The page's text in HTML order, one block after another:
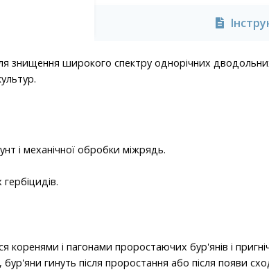
знищення широкого спектру однорічних дводольних
і механічної обробки міжрядь.
і пагонами проростаючих бур'янів і
гинуть після проростання або після появи